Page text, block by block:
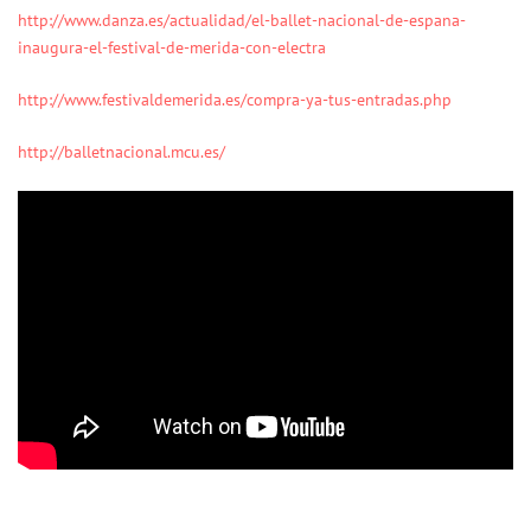
http://www.danza.es/actualidad/el-ballet-nacional-de-espana-
inaugura-el-festival-de-merida-con-electra
http://www.festivaldemerida.es/compra-ya-tus-entradas.php
http://balletnacional.mcu.es/